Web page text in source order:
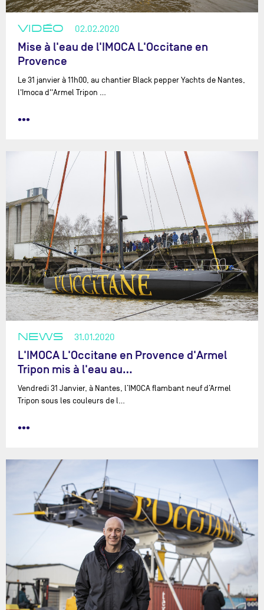
VIDÉO 02.02.2020
Mise à l'eau de l'IMOCA L'Occitane en
Provence
Le 31 janvier à 11h00, au chantier Black pepper Yachts de Nantes,
l'Imoca d''Armel Tripon …
•••
NEWS 31.01.2020
L'IMOCA L'Occitane en Provence d'Armel
Tripon mis à l'eau au…
Vendredi 31 Janvier, à Nantes, l’IMOCA flambant neuf d’Armel
Tripon sous les couleurs de l…
•••